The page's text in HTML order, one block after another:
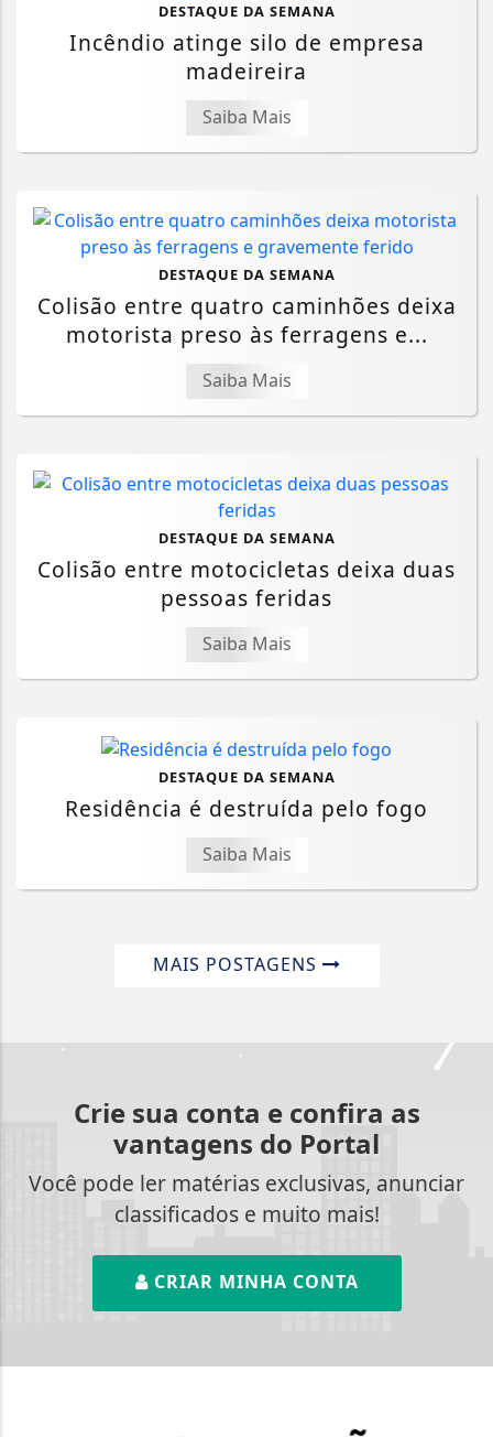
DESTAQUE DA SEMANA
Incêndio atinge silo de empresa
madeireira
Saiba Mais
DESTAQUE DA SEMANA
Colisão entre quatro caminhões deixa
motorista preso às ferragens e...
Saiba Mais
DESTAQUE DA SEMANA
Colisão entre motocicletas deixa duas
pessoas feridas
Saiba Mais
DESTAQUE DA SEMANA
Residência é destruída pelo fogo
Saiba Mais
MAIS POSTAGENS
Crie sua conta e confira as
vantagens do Portal
Você pode ler matérias exclusivas, anunciar
classificados e muito mais!
CRIAR MINHA CONTA